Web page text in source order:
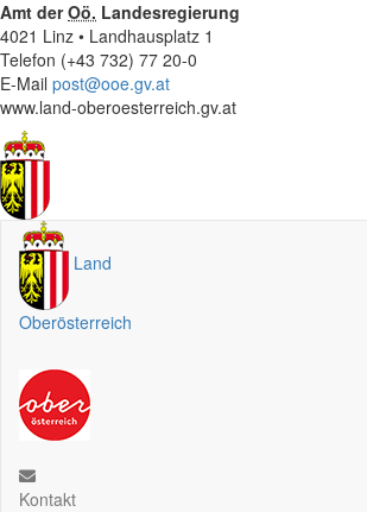
Amt derOö. Landesregierung
4021 Linz • Landhausplatz 1
Telefon (+43 732) 77 20-0
E-Mail post@ooe.gv.at
www.land-oberoesterreich.gv.at
Land
Oberösterreich
Kontakt